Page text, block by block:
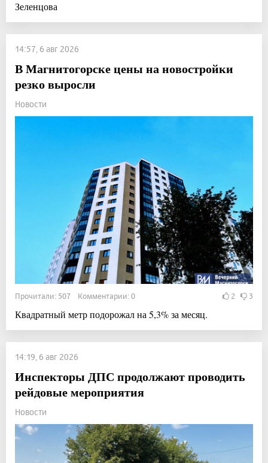
Зеленцова
14:57, 6 авг 2026
В Магнитогорске цены на новостройки
резко выросли
Новости
Прочитали: 507 Комментарии: 0 2 3
Квадратный метр подорожал на 5,3% за месяц.
14:19, 6 авг 2026
Инспекторы ДПС продолжают проводить
рейдовые мероприятия
Новости